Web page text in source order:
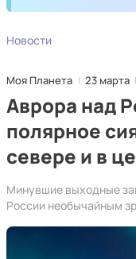
Новости
Моя Планета 23 марта
Аврора над
полярное
севере и в
Минувшие выходные
России необычайным